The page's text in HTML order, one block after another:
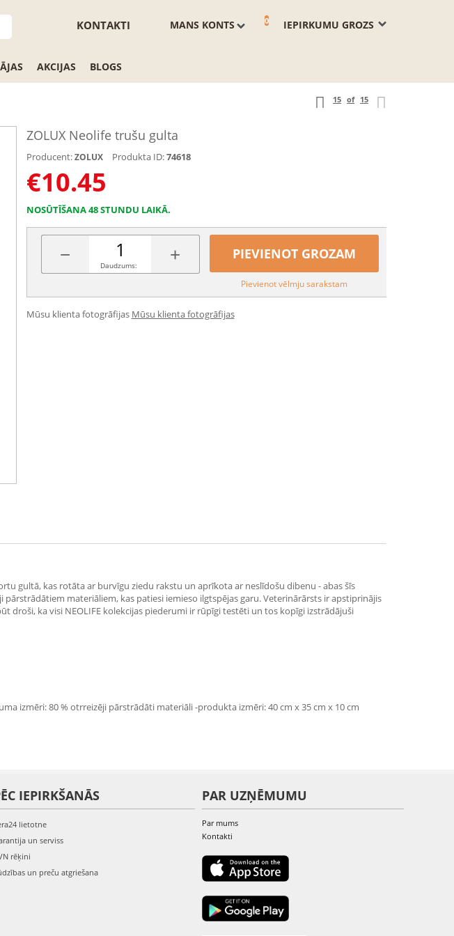
IEPIRKUMU GROZS
0
MANS KONTS
KONTAKTI
AKCIJAS BLOGS
15 of 15
ZOLUX Neolife trušu gulta
Producent: ZOLUX Produkta ID:74618
€10.45
NOSŪTĪŠANA 48 STUNDU LAIKĀ.
− +
Daudzums:
PIEVIENOT GROZAM
Pievienot vēlmju sarakstam
Mūsu klienta fotogrāfijas Mūsu klienta fotogrāfijas
gultā, kas rotāta ar burvīgu ziedu rakstu un aprīkota ar neslīdošu dibenu - abas šīs
materiāliem, kas patiesi iemieso ilgtspējas garu. Veterinārārsts ir apstiprinājis
ka visi NEOLIFE kolekcijas piederumi ir rūpīgi testēti un tos kopīgi izstrādājuši
izmēri: 80 % otrreizēji pārstrādāti materiāli -produkta izmēri: 40 cm x 35 cm x 10 cm
IEPIRKŠANĀS
lietotne
un serviss
rēķini
un preču atgriešana
PAR UZŅĒMUMU
Par mums
Kontakti